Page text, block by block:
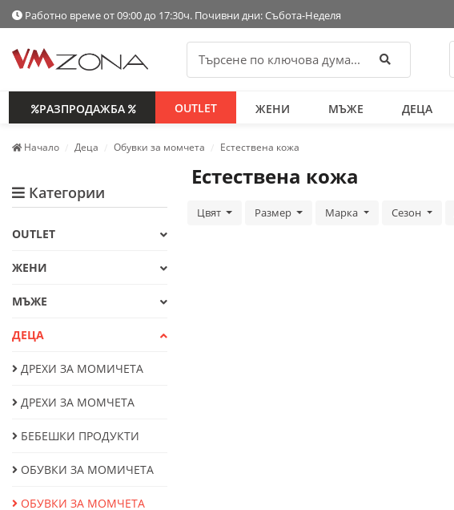
Работно време от 09:00 до 17:30ч. Почивни дни: Събота-Неделя
Търси
РАЗПРОДАЖБА OUTLET ЖЕНИ МЪЖЕ ДЕЦА
Начало Деца Обувки за момчета Естествена кожа
Категории
OUTLET
ЖЕНИ
МЪЖЕ
ДЕЦА
ДРЕХИ ЗА МОМИЧЕТА
ДРЕХИ ЗА МОМЧЕТА
БЕБЕШКИ ПРОДУКТИ
ОБУВКИ ЗА МОМИЧЕТА
ОБУВКИ ЗА МОМЧЕТА
Естествена кожа
Цвят Размер Марка Сезон